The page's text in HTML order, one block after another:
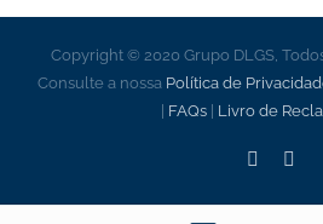
Copyright © 2020 Grupo DLGS,
Consulte a nossa Política de
FAQs Livro de
Facebook